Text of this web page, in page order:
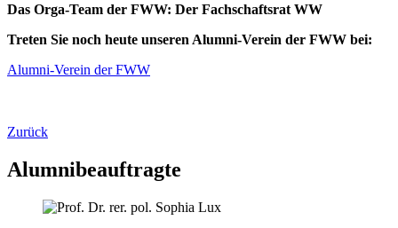
Das Orga-Team der FWW: Der Fachschaftsrat WW
Treten Sie noch heute unseren Alumni-Verein der FWW bei:
Alumni-Verein der FWW
Zurück
Alumnibeauftragte